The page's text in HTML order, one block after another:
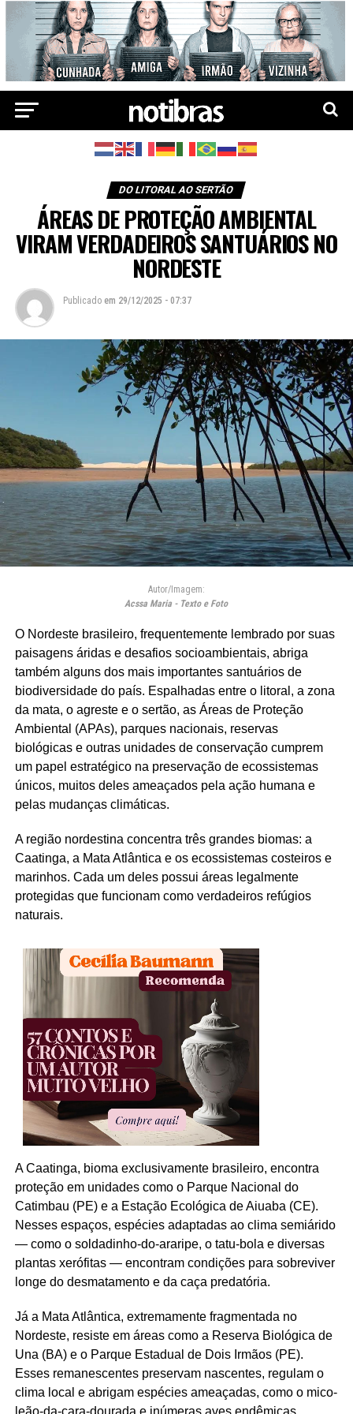
DO LITORAL AO SERTÃO
ÁREAS DE PROTEÇÃO AMBIENTAL
VIRAM VERDADEIROS SANTUÁRIOS NO
NORDESTE
Publicado em 29/12/2025 - 07:37
Autor/Imagem:
Acssa Maria - Texto e Foto
O Nordeste brasileiro, frequentemente lembrado por suas
paisagens áridas e desafios socioambientais, abriga
também alguns dos mais importantes santuários de
biodiversidade do país. Espalhadas entre o litoral, a zona
da mata, o agreste e o sertão, as Áreas de Proteção
Ambiental (APAs), parques nacionais, reservas
biológicas e outras unidades de conservação cumprem
um papel estratégico na preservação de ecossistemas
únicos, muitos deles ameaçados pela ação humana e
pelas mudanças climáticas.
A região nordestina concentra três grandes biomas: a
Caatinga, a Mata Atlântica e os ecossistemas costeiros e
marinhos. Cada um deles possui áreas legalmente
protegidas que funcionam como verdadeiros refúgios
naturais.
A Caatinga, bioma exclusivamente brasileiro, encontra
proteção em unidades como o Parque Nacional do
Catimbau (PE) e a Estação Ecológica de Aiuaba (CE).
Nesses espaços, espécies adaptadas ao clima semiárido
— como o soldadinho-do-araripe, o tatu-bola e diversas
plantas xerófitas — encontram condições para sobreviver
longe do desmatamento e da caça predatória.
Já a Mata Atlântica, extremamente fragmentada no
Nordeste, resiste em áreas como a Reserva Biológica de
Una (BA) e o Parque Estadual de Dois Irmãos (PE).
Esses remanescentes preservam nascentes, regulam o
clima local e abrigam espécies ameaçadas, como o mico-
leão-da-cara-dourada e inúmeras aves endêmicas.